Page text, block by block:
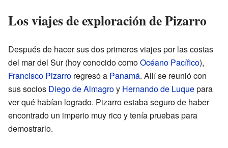
Los viajes de exploración de Pizarro
Después de hacer sus dos primeros viajes por las costas
del mar del Sur (hoy conocido comoOcéano Pacífico),
Francisco Pizarro regresó a Panamá. Allí se reunió con
sus socios Diego de Almagroy Hernando de Luquepara
ver qué habían logrado. Pizarro estaba seguro de haber
encontrado un imperio muy rico y tenía pruebas para
demostrarlo.